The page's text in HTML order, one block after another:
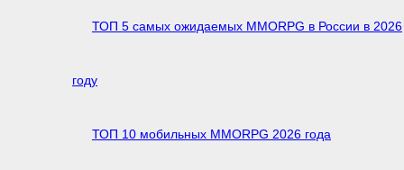
ТОП 5 самых ожидаемых MMORPG в России в 2026
году
ТОП 10 мобильных MMORPG 2026 года